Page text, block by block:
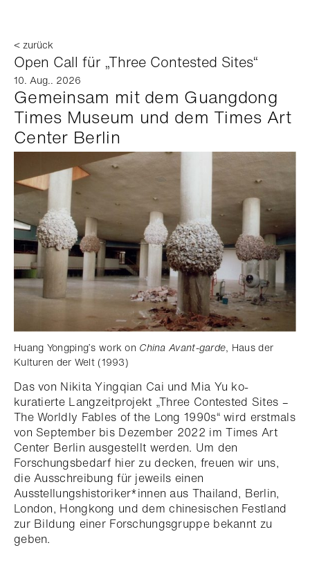
< zurück
Open Call für „Three Contested Sites“
10. Aug.. 2026
Gemeinsam mit dem Guangdong
Times Museum und dem Times Art
Center Berlin
Huang Yongping’s work on China Avant-garde, Haus der
Kulturen der Welt (1993)
Das von Nikita Yingqian Cai und Mia Yu ko-
kuratierte Langzeitprojekt „Three Contested Sites –
The Worldly Fables of the Long 1990s“ wird erstmals
von September bis Dezember 2022 im Times Art
Center Berlin ausgestellt werden. Um den
Forschungsbedarf hier zu decken, freuen wir uns,
die Ausschreibung für jeweils einen
Ausstellungshistoriker*innen aus Thailand, Berlin,
London, Hongkong und dem chinesischen Festland
zur Bildung einer Forschungsgruppe bekannt zu
geben.